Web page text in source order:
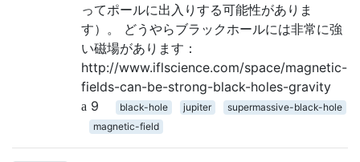
ってポールに出入りする可能性がありま
す）。 どうやらブラックホールには非常に強
い磁場があります：
http://www.iflscience.com/space/magnetic-
fields-can-be-strong-black-holes-gravity
9
black-hole jupiter
supermassive-black-hole
magnetic-field